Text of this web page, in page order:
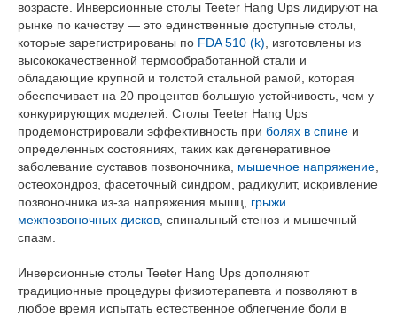
возрасте. Инверсионные столы Teeter Hang Ups лидируют на
рынке по качеству — это единственные доступные столы,
которые зарегистрированы по FDA 510 (k) , изготовлены из
высококачественной термообработанной стали и
обладающие крупной и толстой стальной рамой, которая
обеспечивает на 20 процентов большую устойчивость, чем у
конкурирующих моделей. Столы Teeter Hang Ups
продемонстрировали эффективность при болях в спине и
определенных состояниях, таких как дегенеративное
заболевание суставов позвоночника, мышечное напряжение
остеохондроз, фасеточный синдром, радикулит, искривление
позвоночника из-за напряжения мышц, грыжи
межпозвоночных дисков , спинальный стеноз и мышечный
спазм.
Инверсионные столы Teeter Hang Ups дополняют
традиционные процедуры физиотерапевта и позволяют в
любое время испытать естественное облегчение боли в